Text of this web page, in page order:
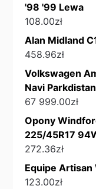
'98 '99 Lewa
108.00zł
Alan Midland
458.96zł
Volkswagen
Navi
67 999.00zł
Opony
225/45R17
272.36zł
Equipe
123.00zł